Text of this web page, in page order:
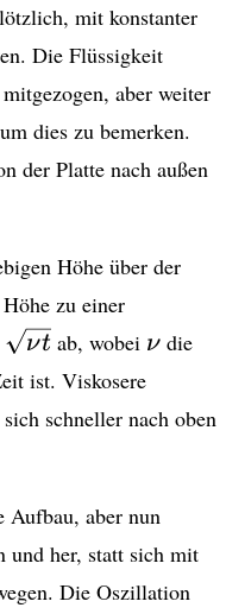
mit konstanter
Die Flüssigkeit
aber weiter
dies zu bemerken.
der Platte nach außen
Höhe über der
zu einer
\sqrt{\nu
t}
νt ab, wobei \nu
ν die
ist. Viskosere
schneller nach oben
Aufbau, aber nun
her, statt sich mit
Die Oszillation